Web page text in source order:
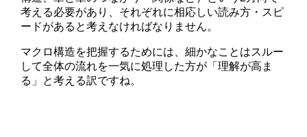
考える必要があり、それぞれに相応しい読み方・スピ
ードがあると考えなければなりません。
マクロ構造を把握するためには、細かなことはスルー
して全体の流れを一気に処理した方が「理解が高ま
る」と考える訳ですね。